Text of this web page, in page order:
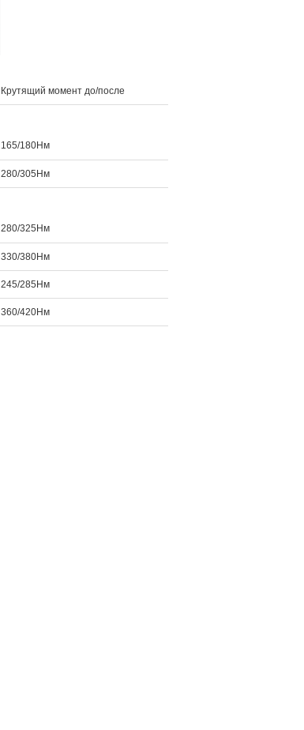
Крутящий момент до/после
165/180Нм
280/305Нм
280/325Нм
330/380Нм
245/285Нм
360/420Нм